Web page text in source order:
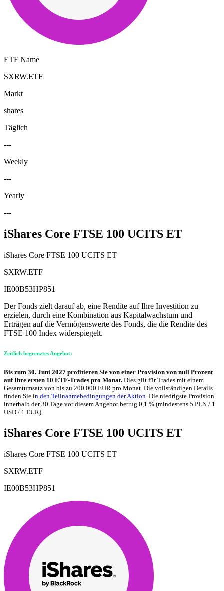
ETF Name
SXRW.ETF
Markt
shares
Täglich
---
Weekly
---
Yearly
---
iShares Core FTSE 100 UCITS ET
iShares Core FTSE 100 UCITS ET
SXRW.ETF
IE00B53HP851
Der Fonds zielt darauf ab, eine Rendite auf Ihre Investition zu
erzielen, durch eine Kombination aus Kapitalwachstum und
Erträgen auf die Vermögenswerte des Fonds, die die Rendite des
FTSE 100 Index widerspiegelt.
Zeitlich begrenztes Angebot:
Bis zum 30. Juni 2027 profitieren Sie von einer Provision von null Prozent
auf Ihre ersten 10 ETF-Trades pro Monat. Dies gilt für Trades mit einem
Gesamtumsatz von bis zu 200.000 EUR pro Monat. Die vollständigen Details
finden Sie in den Teilnahmebedingungen der Aktion. Die niedrigste Provision
innerhalb der 30 Tage vor diesem Angebot betrug 0,1 % (mindestens 5 PLN / 1
USD / 1 EUR).
iShares Core FTSE 100 UCITS ET
iShares Core FTSE 100 UCITS ET
SXRW.ETF
IE00B53HP851